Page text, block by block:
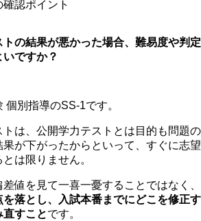
の結果が悪かった場合、難易度や判定
ですか？
別指導のSS-1です。
は、公開学力テストとは目的も問題の
が下がったからといって、すぐに志望
は限りません。
値を見て一喜一憂することではなく、
を落とし、入試本番までにどこを修正す
すことです。